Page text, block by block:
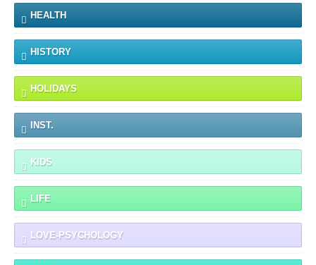
HEALTH
HISTORY
HOLIDAYS
INST.
KIDS
LIFE
LOVE-PSYCHOLOGY